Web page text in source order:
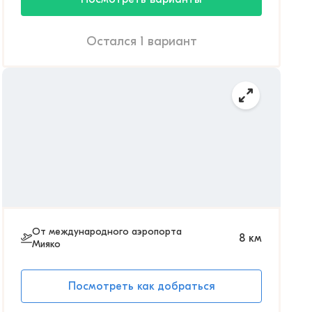
Остался 1 вариант
От международного аэропорта
Мияко
8 км
Посмотреть как добраться